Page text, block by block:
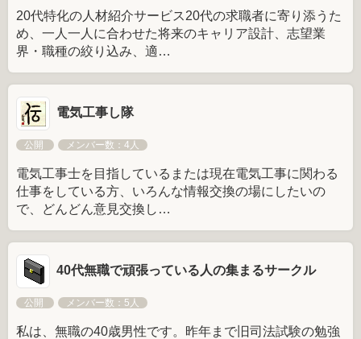
20代特化の人材紹介サービス20代の求職者に寄り添うた
め、一人一人に合わせた将来のキャリア設計、志望業
界・職種の絞り込み、適…
電気工事し隊
公開 メンバー数：4人
電気工事士を目指しているまたは現在電気工事に関わる
仕事をしている方、いろんな情報交換の場にしたいの
で、どんどん意見交換し…
40代無職で頑張っている人の集まるサークル
公開 メンバー数：5人
私は、無職の40歳男性です。昨年まで旧司法試験の勉強